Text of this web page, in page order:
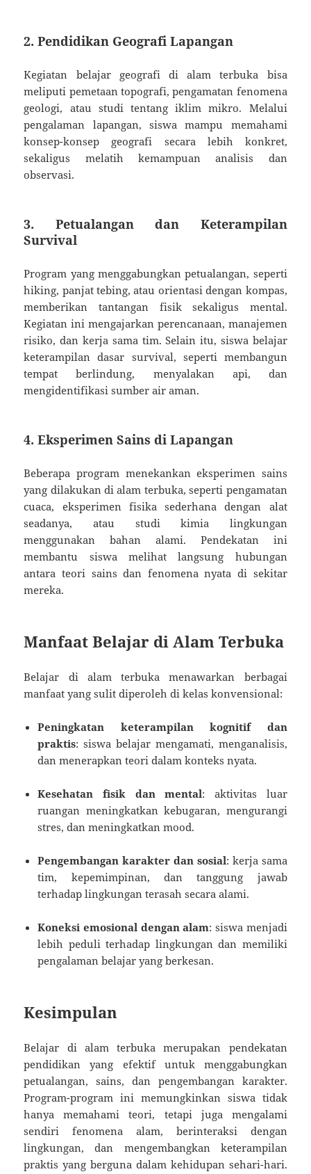
2. Pendidikan Geografi Lapangan
Kegiatan belajar geografi di alam terbuka bisa
meliputi pemetaan topografi, pengamatan fenomena
geologi, atau studi tentang iklim mikro. Melalui
pengalaman lapangan, siswa mampu memahami
konsep-konsep geografi secara lebih konkret,
sekaligus melatih kemampuan analisis dan
observasi.
3. Petualangan dan Keterampilan
Survival
Program yang menggabungkan petualangan, seperti
hiking, panjat tebing, atau orientasi dengan kompas,
memberikan tantangan fisik sekaligus mental.
Kegiatan ini mengajarkan perencanaan, manajemen
risiko, dan kerja sama tim. Selain itu, siswa belajar
keterampilan dasar survival, seperti membangun
tempat berlindung, menyalakan api, dan
mengidentifikasi sumber air aman.
4. Eksperimen Sains di Lapangan
Beberapa program menekankan eksperimen sains
yang dilakukan di alam terbuka, seperti pengamatan
cuaca, eksperimen fisika sederhana dengan alat
seadanya, atau studi kimia lingkungan
menggunakan bahan alami. Pendekatan ini
membantu siswa melihat langsung hubungan
antara teori sains dan fenomena nyata di sekitar
mereka.
Manfaat Belajar di Alam Terbuka
Belajar di alam terbuka menawarkan berbagai
manfaat yang sulit diperoleh di kelas konvensional:
Peningkatan keterampilan kognitif dan
praktis: siswa belajar mengamati, menganalisis,
dan menerapkan teori dalam konteks nyata.
Kesehatan fisik dan mental: aktivitas luar
ruangan meningkatkan kebugaran, mengurangi
stres, dan meningkatkan mood.
Pengembangan karakter dan sosial: kerja sama
tim, kepemimpinan, dan tanggung jawab
terhadap lingkungan terasah secara alami.
Koneksi emosional dengan alam: siswa menjadi
lebih peduli terhadap lingkungan dan memiliki
pengalaman belajar yang berkesan.
Kesimpulan
Belajar di alam terbuka merupakan pendekatan
pendidikan yang efektif untuk menggabungkan
petualangan, sains, dan pengembangan karakter.
Program-program ini memungkinkan siswa tidak
hanya memahami teori, tetapi juga mengalami
sendiri fenomena alam, berinteraksi dengan
lingkungan, dan mengembangkan keterampilan
praktis yang berguna dalam kehidupan sehari-hari.